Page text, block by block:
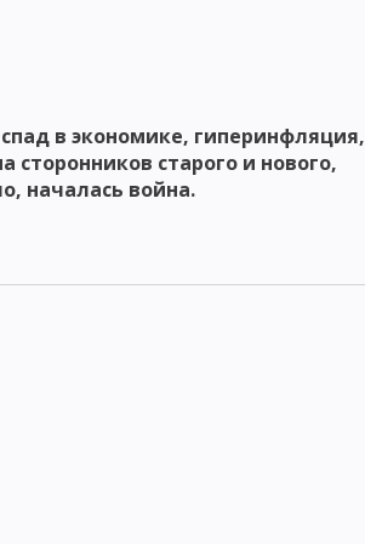
в экономике, гиперинфляция,
старого и нового,
началась война.